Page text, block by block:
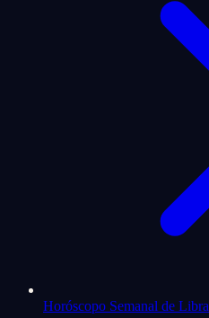
Horóscopo Semanal de Libra